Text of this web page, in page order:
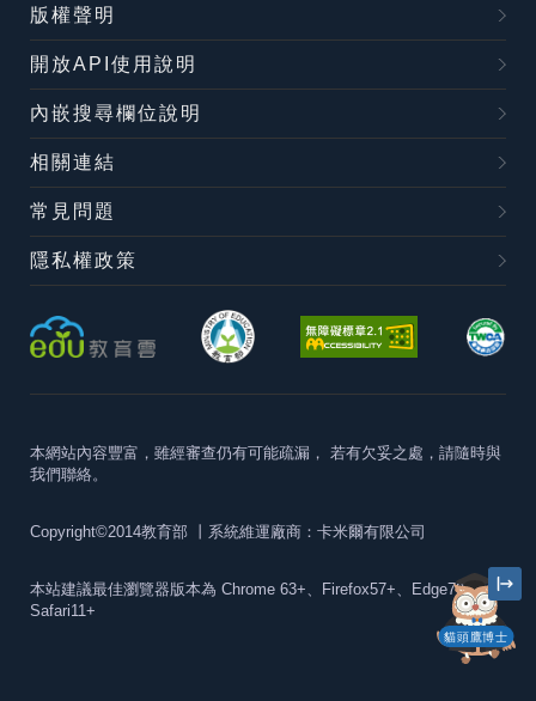
貓頭鷹博士
版權聲明
開放API使用說明
內嵌搜尋欄位說明
相關連結
常見問題
隱私權政策
本網站內容豐富，雖經審查仍有可能疏漏， 若有欠妥之處，請隨時與
我們聯絡。
Copyright©2014教育部 丨系統維運廠商：卡米爾有限公司
本站建議最佳瀏覽器版本為 Chrome 63+、Firefox57+、Edge79+及
Safari11+